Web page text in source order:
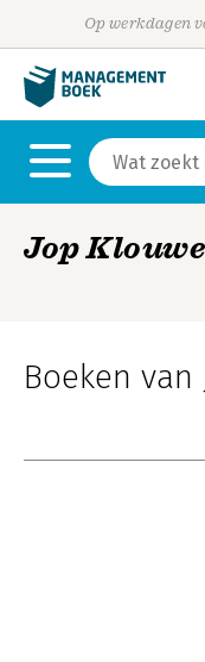
Op werkdagen
Jop
Boeken van